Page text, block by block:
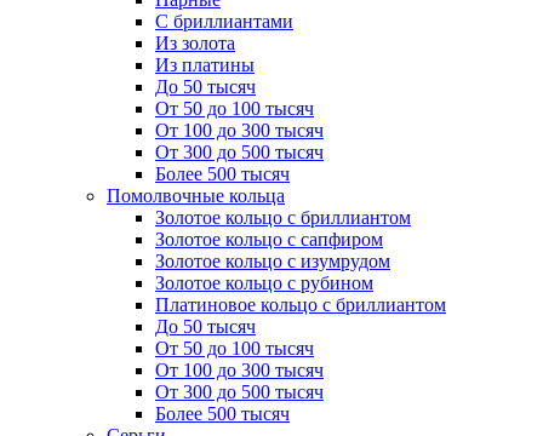
С бриллиантами
Из золота
Из платины
До 50 тысяч
От 50 до 100 тысяч
От 100 до 300 тысяч
От 300 до 500 тысяч
Более 500 тысяч
Помолвочные кольца
Золотое кольцо с бриллиантом
Золотое кольцо с сапфиром
Золотое кольцо с изумрудом
Золотое кольцо с рубином
Платиновое кольцо с бриллиантом
До 50 тысяч
От 50 до 100 тысяч
От 100 до 300 тысяч
От 300 до 500 тысяч
Более 500 тысяч